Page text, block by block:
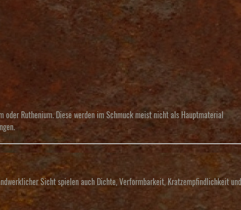
oder Ruthenium. Diese werden im Schmuck meist nicht als Hauptmaterial
Sicht spielen auch Dichte, Verformbarkeit, Kratzempfindlichkeit und